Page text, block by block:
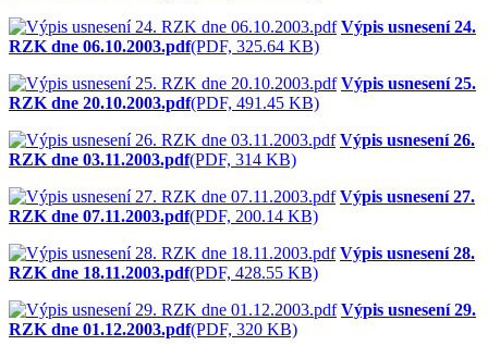
Výpis usnesení 24.
RZK dne 06.10.2003.pdf(PDF, 325.64 KB)
Výpis usnesení 25.
RZK dne 20.10.2003.pdf(PDF, 491.45 KB)
Výpis usnesení 26.
RZK dne 03.11.2003.pdf(PDF, 314 KB)
Výpis usnesení 27.
RZK dne 07.11.2003.pdf(PDF, 200.14 KB)
Výpis usnesení 28.
RZK dne 18.11.2003.pdf(PDF, 428.55 KB)
Výpis usnesení 29.
RZK dne 01.12.2003.pdf(PDF, 320 KB)